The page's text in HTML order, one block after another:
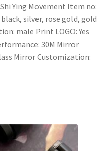
Ying Movement Item no:
silver, rose gold, gold
male Print LOGO: Yes
30M Mirror
Mirror Customization: